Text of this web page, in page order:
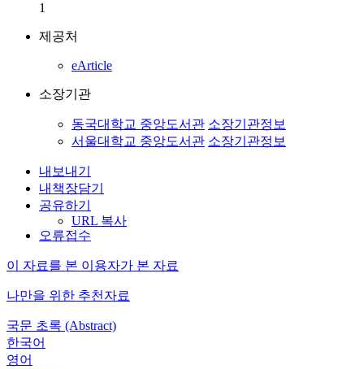
1
제공처
eArticle
소장기관
동국대학교 중앙도서관 소장기관정보
서울대학교 중앙도서관 소장기관정보
내보내기
내책장담기
공유하기
URL 복사
오류접수
이 자료를 본 이용자가 본 자료
나만을 위한 추천자료
국문 초록 (Abstract)
한국어
영어